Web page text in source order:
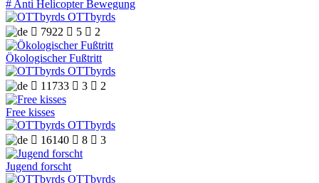
# Anti Helicopter Bewegung
OTTbyrds
 7922  5  2
Ökologischer Fußtritt
OTTbyrds
 11733  3  2
Free kisses
OTTbyrds
 16140  8  3
Jugend forscht
OTTbyrds